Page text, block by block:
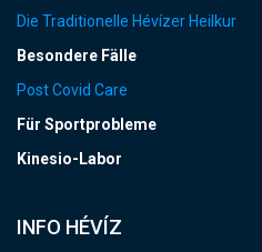
Die Traditionelle Hévízer Heilkur
Besondere Fälle
Post Covid Care
Für Sportprobleme
Kinesio-Labor
INFO HÉVÍZ